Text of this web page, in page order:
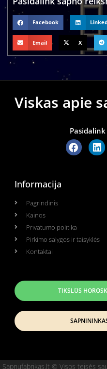
Facebook
Email X
Viskas apie
Informacija
Pagrindinis
Kainos
Privatumo politika
Pirkimo sąlygos ir taisyklės
Kontaktai
TIKSLŪS
Sapnufabrikas.lt © Visos teisės